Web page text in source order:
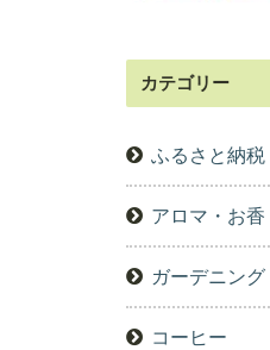
カテゴリー
ふるさと納税
アロマ・お香
ガーデニング
コーヒー